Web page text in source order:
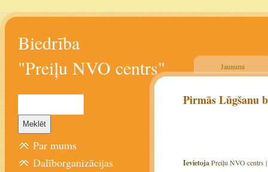
Biedrība
"Preiļu NVO centrs"
Jaunumi
Pirmās Lūgšanu
IevietojaPreiļu NVO centrs |
Par mums
Dalīborganizācijas